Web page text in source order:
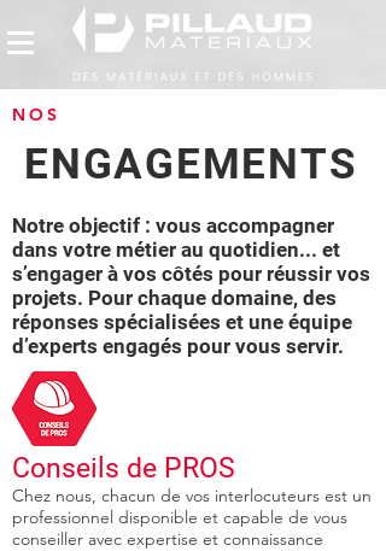
NOS
ENGAGEMENTS
Notre objectif : vous accompagner
dans votre métier au quotidien... et
s’engager à vos côtés pour réussir vos
projets. Pour chaque domaine, des
réponses spécialisées et une équipe
d’experts engagés pour vous servir.
Conseils de PROS
Chez nous, chacun de vos interlocuteurs est un
professionnel disponible et capable de vous
conseiller avec expertise et connaissance